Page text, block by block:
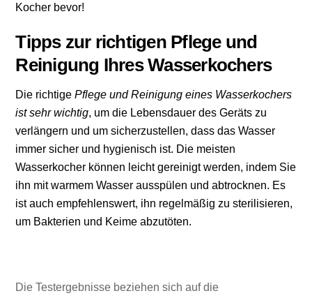
Kocher bevor!
Tipps zur richtigen Pflege und
Reinigung Ihres Wasserkochers
Die richtige Pflege und Reinigung eines Wasserkochers
ist sehr wichtig, um die Lebensdauer des Geräts zu
verlängern und um sicherzustellen, dass das Wasser
immer sicher und hygienisch ist. Die meisten
Wasserkocher können leicht gereinigt werden, indem Sie
ihn mit warmem Wasser ausspülen und abtrocknen. Es
ist auch empfehlenswert, ihn regelmäßig zu sterilisieren,
um Bakterien und Keime abzutöten.
Die Testergebnisse beziehen sich auf die